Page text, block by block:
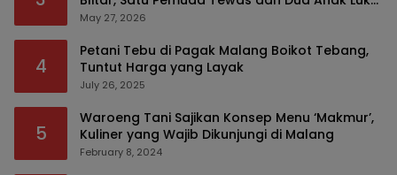
Serius
May 27, 2026
4
Petani Tebu di Pagak Malang Boikot Tebang,
Tuntut Harga yang Layak
July 26, 2025
5
Waroeng Tani Sajikan Konsep Menu ‘Makmur’,
Kuliner yang Wajib Dikunjungi di Malang
February 8, 2024